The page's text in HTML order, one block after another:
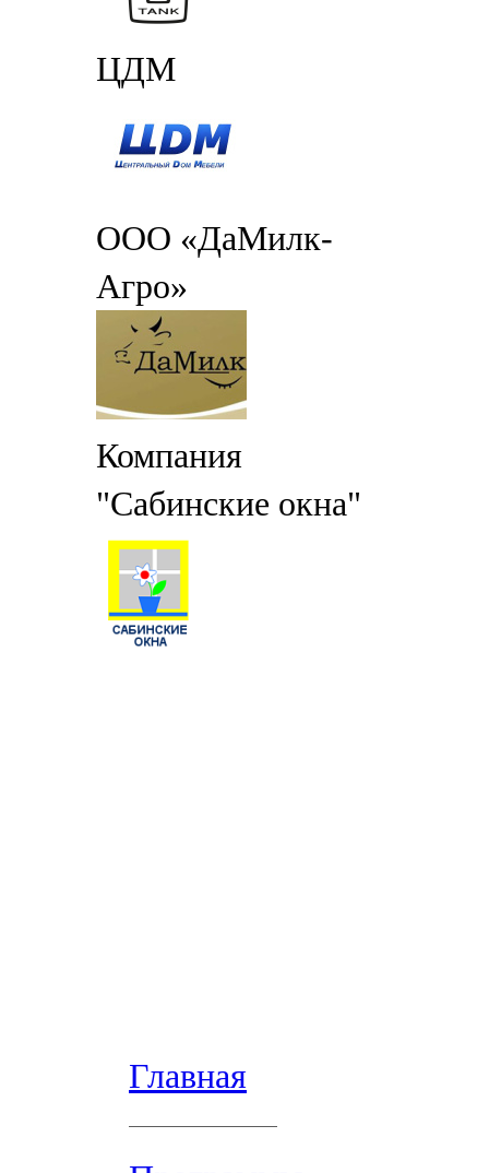
ЦДМ
ООО «ДаМилк-
Агро»
Компания
"Сабинские окна"
Главная